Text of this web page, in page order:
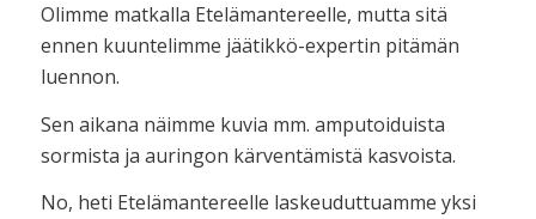
Olimme matkalla Etelämantereelle, mutta sitä
ennen kuuntelimme jäätikkö-expertin pitämän
luennon.
Sen aikana näimme kuvia mm. amputoiduista
sormista ja auringon kärventämistä kasvoista.
No, heti Etelämantereelle laskeuduttuamme yksi